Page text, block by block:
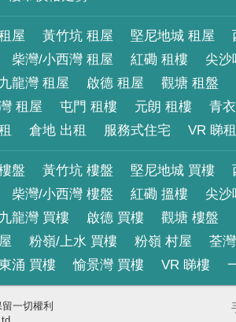
屋 黃竹坑 租屋 堅尼地城 租屋
柴灣/小西灣 租屋 紅磡 租樓 尖沙
九龍灣 租屋 啟德 租屋 觀塘 租盤
租屋 屯門 租樓 元朗 租樓 青
倉地 出租 服務式住宅 VR 睇
盤 黃竹坑 樓盤 堅尼地城 買樓
柴灣/小西灣 樓盤 紅磡 搵樓 尖沙
九龍灣 買樓 啟德 買樓 觀塘 樓盤
粉嶺/上水 買樓 粉嶺 村屋 荃
涌 買樓 愉景灣 買樓 VR 睇樓
一切權利